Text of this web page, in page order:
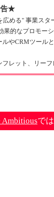
告★
広める" 事業ス
的なプロモーシ
ルやCRMツール
レット、リーフ
Ambitiousで